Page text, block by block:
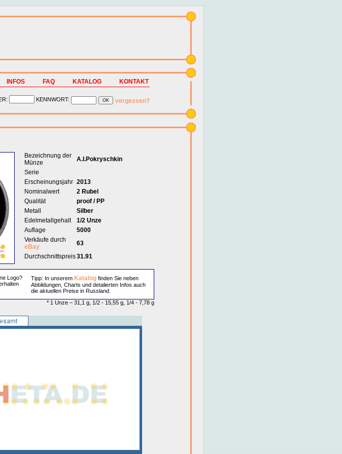
INFOS FAQ KATALOG KONTAKT
KENNWORT: vergessen?
Bezeichnung der
Münze
A.I.Pokryschkin
Serie
Erscheinungsjahr 2013
Nominalwert
2 Rubel
Qualität
proof / PP
Metall
Silber
Edelmetallgehalt
1/2 Unze
Auflage
5000
Verkäufe durch
eBay
63
Durchschnittspreis31.91
Logo?
Tipp: In unserem Katalogfinden Sie neben
Abbildungen, Charts und detalierten Infos auch
die aktuellen Preise in Russland.
* 1 Unze – 31,1 g, 1/2 - 15,55 g, 1/4 - 7,78 g